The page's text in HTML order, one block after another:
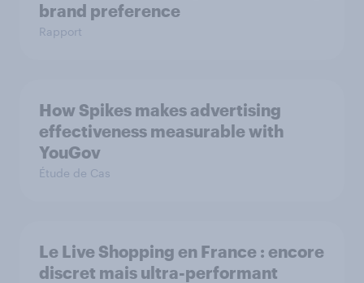
brand preference
Rapport
How Spikes makes advertising
effectiveness measurable with
YouGov
Étude de Cas
Le Live Shopping en France : encore
discret mais ultra-performant